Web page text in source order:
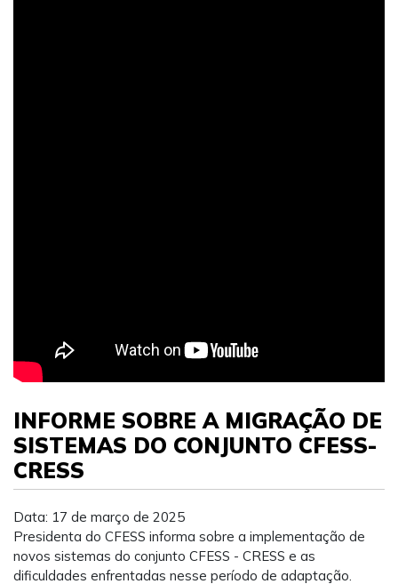
INFORME SOBRE A MIGRAÇÃO DE
SISTEMAS DO CONJUNTO CFESS-
CRESS
Data: 17 de março de 2025
Presidenta do CFESS informa sobre a implementação de
novos sistemas do conjunto CFESS - CRESS e as
dificuldades enfrentadas nesse período de adaptação.